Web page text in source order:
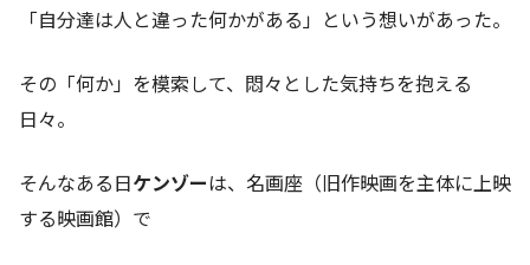
「自分達は人と違った何かがある」という想いがあった。
その「何か」を模索して、悶々とした気持ちを抱える
日々。
そんなある日ケンゾーは、名画座（旧作映画を主体に上映
する映画館）で